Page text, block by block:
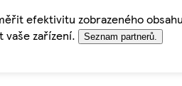
efektivitu zobrazeného
vaše zařízení.
Seznam partnerů.